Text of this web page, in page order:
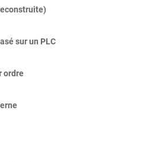
sur un PLC
ordre